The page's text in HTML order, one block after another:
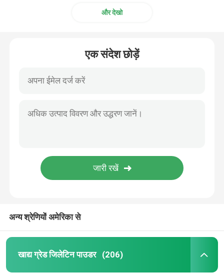
और देखो
एक संदेश छोड़ें
अन्य श्रेणियों अमेरिका से
खाद्य ग्रेड जिलेटिन पाउडर (206)